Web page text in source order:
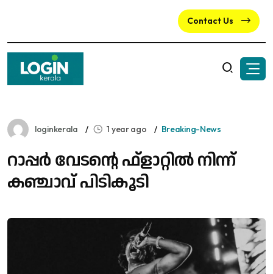
Contact Us
loginkerala 1 year ago Breaking-News
റാപ്പർ വേടന്റെ ഫ്ളാറ്റിൽ നിന്ന്
കഞ്ചാവ് പിടികൂടി